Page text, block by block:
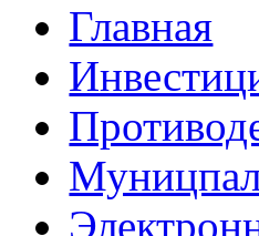
Главная